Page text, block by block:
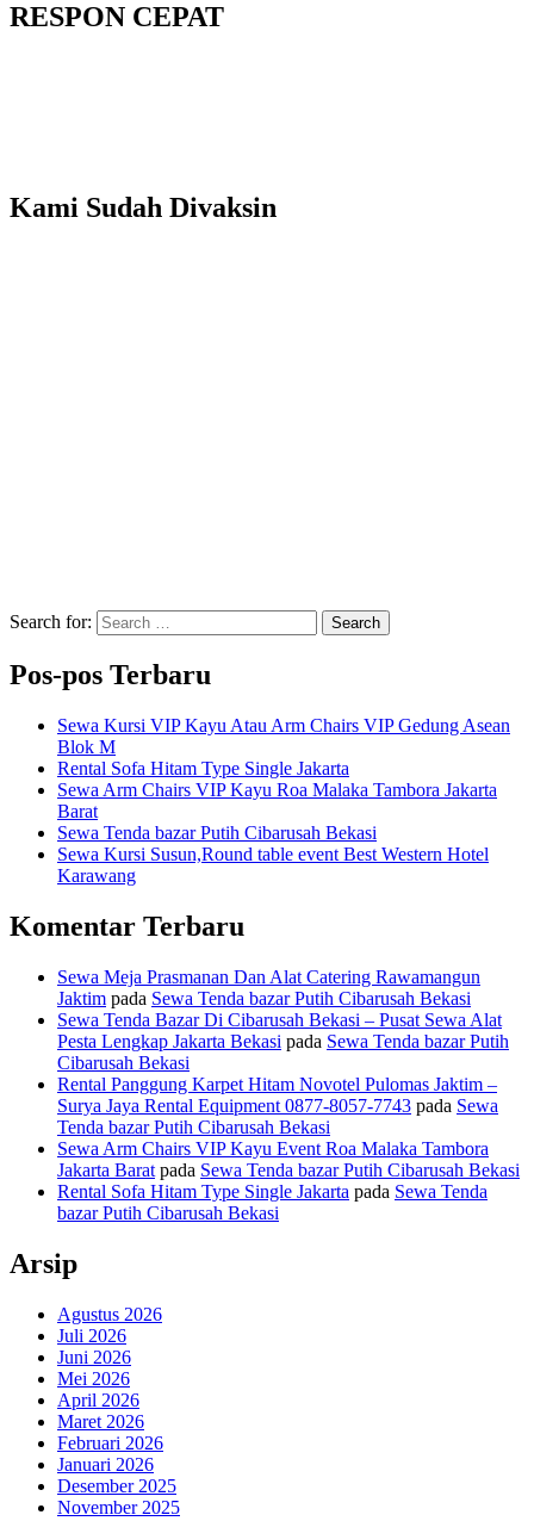
RESPON CEPAT
Kami Sudah Divaksin
Search for: Search
Pos-pos Terbaru
Sewa Kursi VIP Kayu Atau Arm Chairs VIP Gedung Asean
Blok M
Rental Sofa Hitam Type Single Jakarta
Sewa Arm Chairs VIP Kayu Roa Malaka Tambora Jakarta
Barat
Sewa Tenda bazar Putih Cibarusah Bekasi
Sewa Kursi Susun,Round table event Best Western Hotel
Karawang
Komentar Terbaru
Sewa Meja Prasmanan Dan Alat Catering Rawamangun
Jaktim pada Sewa Tenda bazar Putih Cibarusah Bekasi
Sewa Tenda Bazar Di Cibarusah Bekasi – Pusat Sewa Alat
Pesta Lengkap Jakarta Bekasi pada Sewa Tenda bazar Putih
Cibarusah Bekasi
Rental Panggung Karpet Hitam Novotel Pulomas Jaktim –
Surya Jaya Rental Equipment 0877-8057-7743 pada Sewa
Tenda bazar Putih Cibarusah Bekasi
Sewa Arm Chairs VIP Kayu Event Roa Malaka Tambora
Jakarta Barat pada Sewa Tenda bazar Putih Cibarusah Bekasi
Rental Sofa Hitam Type Single Jakarta pada Sewa Tenda
bazar Putih Cibarusah Bekasi
Arsip
Agustus 2026
Juli 2026
Juni 2026
Mei 2026
April 2026
Maret 2026
Februari 2026
Januari 2026
Desember 2025
November 2025